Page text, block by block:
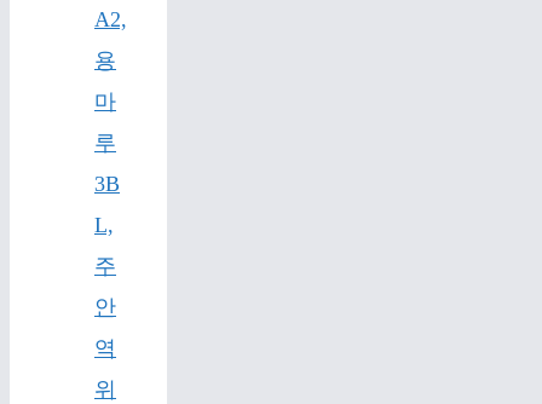
A2,
용
마
루
3B
L,
주
안
역
위